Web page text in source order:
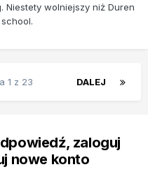
Niestety wolniejszy niż Duren
DALEJ
1 z 23
zaloguj
nowe konto